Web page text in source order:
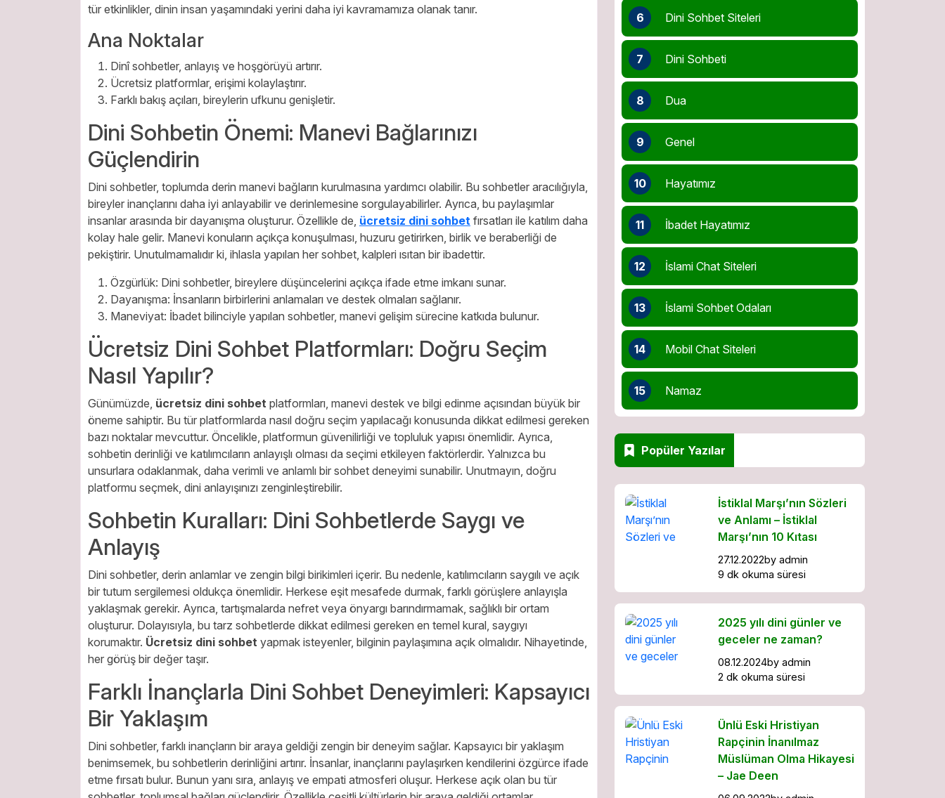
tür etkinlikler, dinin insan yaşamındaki yerini daha iyi kavramamıza olanak tanır.
Ana Noktalar
Dinî sohbetler, anlayış ve hoşgörüyü artırır.
Ücretsiz platformlar, erişimi kolaylaştırır.
Farklı bakış açıları, bireylerin ufkunu genişletir.
Dini Sohbetin Önemi: Manevi Bağlarınızı
Güçlendirin
Dini sohbetler, toplumda derin manevi bağların kurulmasına yardımcı olabilir. Bu sohbetler aracılığıyla,
bireyler inançlarını daha iyi anlayabilir ve derinlemesine sorgulayabilirler. Ayrıca, bu paylaşımlar
insanlar arasında bir dayanışma oluşturur. Özellikle de, ücretsiz dini sohbet fırsatları ile katılım daha
kolay hale gelir. Manevi konuların açıkça konuşulması, huzuru getirirken, birlik ve beraberliği de
pekiştirir. Unutulmamalıdır ki, ihlasla yapılan her sohbet, kalpleri ısıtan bir ibadettir.
Özgürlük: Dini sohbetler, bireylere düşüncelerini açıkça ifade etme imkanı sunar.
Dayanışma: İnsanların birbirlerini anlamaları ve destek olmaları sağlanır.
Maneviyat: İbadet bilinciyle yapılan sohbetler, manevi gelişim sürecine katkıda bulunur.
Ücretsiz Dini Sohbet Platformları: Doğru Seçim
Nasıl Yapılır?
Günümüzde, ücretsiz dini sohbet platformları, manevi destek ve bilgi edinme açısından büyük bir
öneme sahiptir. Bu tür platformlarda nasıl doğru seçim yapılacağı konusunda dikkat edilmesi gereken
bazı noktalar mevcuttur. Öncelikle, platformun güvenilirliği ve topluluk yapısı önemlidir. Ayrıca,
sohbetin derinliği ve katılımcıların anlayışlı olması da seçimi etkileyen faktörlerdir. Yalnızca bu
unsurlara odaklanmak, daha verimli ve anlamlı bir sohbet deneyimi sunabilir. Unutmayın, doğru
platformu seçmek, dini anlayışınızı zenginleştirebilir.
Sohbetin Kuralları: Dini Sohbetlerde Saygı ve
Anlayış
Dini sohbetler, derin anlamlar ve zengin bilgi birikimleri içerir. Bu nedenle, katılımcıların saygılı ve açık
bir tutum sergilemesi oldukça önemlidir. Herkese eşit mesafede durmak, farklı görüşlere anlayışla
yaklaşmak gerekir. Ayrıca, tartışmalarda nefret veya önyargı barındırmamak, sağlıklı bir ortam
oluşturur. Dolayısıyla, bu tarz sohbetlerde dikkat edilmesi gereken en temel kural, saygıyı
korumaktır. Ücretsiz dini sohbet yapmak isteyenler, bilginin paylaşımına açık olmalıdır. Nihayetinde,
her görüş bir değer taşır.
Farklı İnançlarla Dini Sohbet Deneyimleri: Kapsayıcı
Bir Yaklaşım
Dini sohbetler, farklı inançların bir araya geldiği zengin bir deneyim sağlar. Kapsayıcı bir yaklaşım
benimsemek, bu sohbetlerin derinliğini artırır. İnsanlar, inançlarını paylaşırken kendilerini özgürce ifade
etme fırsatı bulur. Bunun yanı sıra, anlayış ve empati atmosferi oluşur. Herkese açık olan bu tür
6 Dini Sohbet Siteleri
7 Dini Sohbeti
8 Dua
9 Genel
10 Hayatımız
11 İbadet Hayatımız
12 İslami Chat Siteleri
13 İslami Sohbet Odaları
14 Mobil Chat Siteleri
15 Namaz
Popüler Yazılar
İstiklal Marşı’nın Sözleri
ve Anlamı – İstiklal
Marşı’nın 10 Kıtası
27.12.2022by admin
9 dk okuma süresi
2025 yılı dini günler ve
geceler ne zaman?
08.12.2024by admin
2 dk okuma süresi
Ünlü Eski Hristiyan
Rapçinin İnanılmaz
Müslüman Olma Hikayesi
– Jae Deen